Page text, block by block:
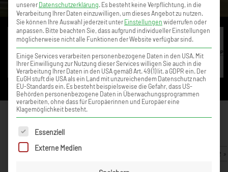
ADAC TCR Germany
Oschersleben 2017 – Rennen 1
02. August 2017 Zurück zur Artikelübersicht »
unserer Datenschutzerklärung. Es besteht keine Verpflichtung, in die
Verarbeitung Ihrer Daten einzuwilligen, um dieses Angebot zu nutzen.
Sie können Ihre Auswahl jederzeit unter Einstellungen widerrufen oder
anpassen. Bitte beachten Sie, dass aufgrund individueller Einstellungen
möglicherweise nicht alle Funktionen der Website verfügbar sind.
Einige Services verarbeiten personenbezogene Daten in den USA. Mit
Ihrer Einwilligung zur Nutzung dieser Services willigen Sie auch in die
Verarbeitung Ihrer Daten in den USA gemäß Art. 49 (1) lit. a GDPR ein. Der
EuGH stuft die USA als ein Land mit unzureichendem Datenschutz nach
EU-Standards ein. Es besteht beispielsweise die Gefahr, dass US-
Behörden personenbezogene Daten in Überwachungsprogrammen
verarbeiten, ohne dass für Europäerinnen und Europäer eine
Klagemöglichkeit besteht.
Es folgt eine Liste der Service-Gruppen, für die eine Einwilligung
Essenziell
Externe Medien